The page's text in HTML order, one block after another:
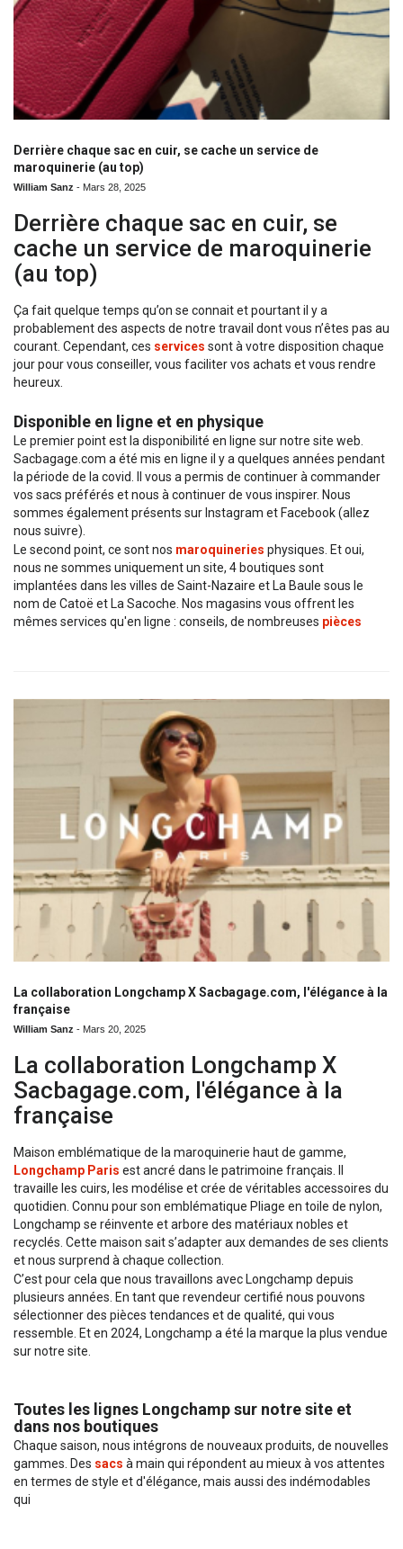
Derrière chaque sac en cuir, se cache un service de
maroquinerie (au top)
William Sanz - Mars 28, 2025
Derrière chaque sac en cuir, se
cache un service de maroquinerie
(au top)
Ça fait quelque temps qu’on se connait et pourtant il y a
probablement des aspects de notre travail dont vous n’êtes pas au
courant. Cependant, ces services sont à votre disposition chaque
jour pour vous conseiller, vous faciliter vos achats et vous rendre
heureux.
Disponible en ligne et en physique
Le premier point est la disponibilité en ligne sur notre site web.
Sacbagage.com a été mis en ligne il y a quelques années pendant
la période de la covid. Il vous a permis de continuer à commander
vos sacs préférés et nous à continuer de vous inspirer. Nous
sommes également présents sur Instagram et Facebook (allez
nous suivre).
Le second point, ce sont nos maroquineries physiques. Et oui,
nous ne sommes uniquement un site, 4 boutiques sont
implantées dans les villes de Saint-Nazaire et La Baule sous le
nom de Catoë et La Sacoche. Nos magasins vous offrent les
mêmes services qu'en ligne : conseils, de nombreuses pièces
La collaboration Longchamp X Sacbagage.com, l'élégance à la
française
William Sanz - Mars 20, 2025
La collaboration Longchamp X
Sacbagage.com, l'élégance à la
française
Maison emblématique de la maroquinerie haut de gamme,
Longchamp Paris est ancré dans le patrimoine français. Il
travaille les cuirs, les modélise et crée de véritables accessoires du
quotidien. Connu pour son emblématique Pliage en toile de nylon,
Longchamp se réinvente et arbore des matériaux nobles et
recyclés. Cette maison sait s’adapter aux demandes de ses clients
et nous surprend à chaque collection.
C’est pour cela que nous travaillons avec Longchamp depuis
plusieurs années. En tant que revendeur certifié nous pouvons
sélectionner des pièces tendances et de qualité, qui vous
ressemble. Et en 2024, Longchamp a été la marque la plus vendue
sur notre site.
Toutes les lignes Longchamp sur notre site et
dans nos boutiques
Chaque saison, nous intégrons de nouveaux produits, de nouvelles
gammes. Des sacs à main qui répondent au mieux à vos attentes
en termes de style et d'élégance, mais aussi des indémodables
qui